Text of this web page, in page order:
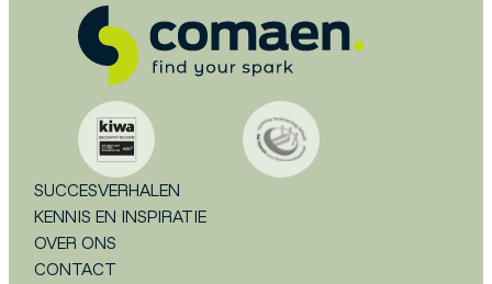
SUCCESVERHALEN
KENNIS EN INSPIRATIE
OVER ONS
CONTACT